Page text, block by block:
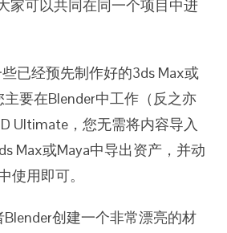
家可以共同在同一个项目中进
已经预先制作好的3ds Max或
要在Blender中工作（反之亦
Ultimate，您无需将内容导入
Max或Maya中导出资产，并动
使用即可。
Blender创建一个非常漂亮的材